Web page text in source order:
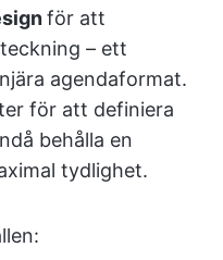
för att
– ett
agendaformat.
för att definiera
behålla en
tydlighet.